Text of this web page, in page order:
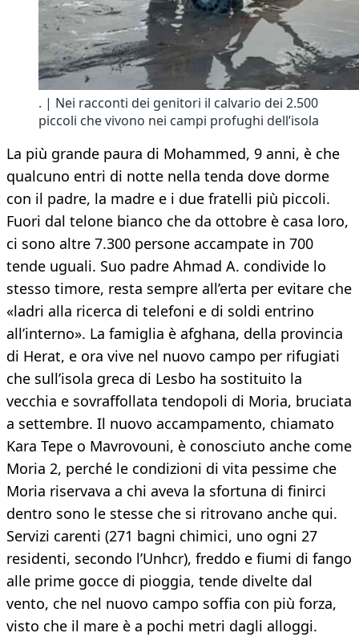
. | Nei racconti dei genitori il calvario dei 2.500
piccoli che vivono nei campi profughi dell’isola
La più grande paura di Mohammed, 9 anni, è che
qualcuno entri di notte nella tenda dove dorme
con il padre, la madre e i due fratelli più piccoli.
Fuori dal telone bianco che da ottobre è casa loro,
ci sono altre 7.300 persone accampate in 700
tende uguali. Suo padre Ahmad A. condivide lo
stesso timore, resta sempre all’erta per evitare che
«ladri alla ricerca di telefoni e di soldi entrino
all’interno». La famiglia è afghana, della provincia
di Herat, e ora vive nel nuovo campo per rifugiati
che sull’isola greca di Lesbo ha sostituito la
vecchia e sovraffollata tendopoli di Moria, bruciata
a settembre. Il nuovo accampamento, chiamato
Kara Tepe o Mavrovouni, è conosciuto anche come
Moria 2, perché le condizioni di vita pessime che
Moria riservava a chi aveva la sfortuna di finirci
dentro sono le stesse che si ritrovano anche qui.
Servizi carenti (271 bagni chimici, uno ogni 27
residenti, secondo l’Unhcr), freddo e fiumi di fango
alle prime gocce di pioggia, tende divelte dal
vento, che nel nuovo campo soffia con più forza,
visto che il mare è a pochi metri dagli alloggi.